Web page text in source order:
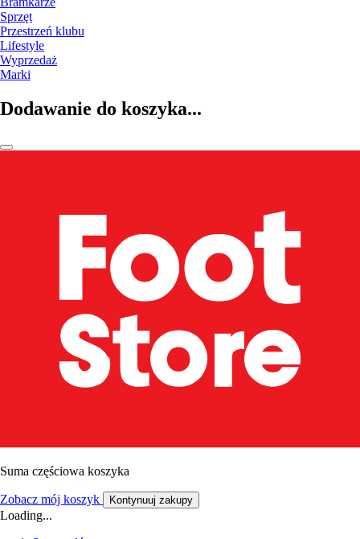
Sprzęt
Przestrzeń klubu
Lifestyle
Wyprzedaż
Marki
Dodawanie do koszyka...
Suma częściowa koszyka
Zobacz mój koszyk Kontynuuj zakupy
Loading...